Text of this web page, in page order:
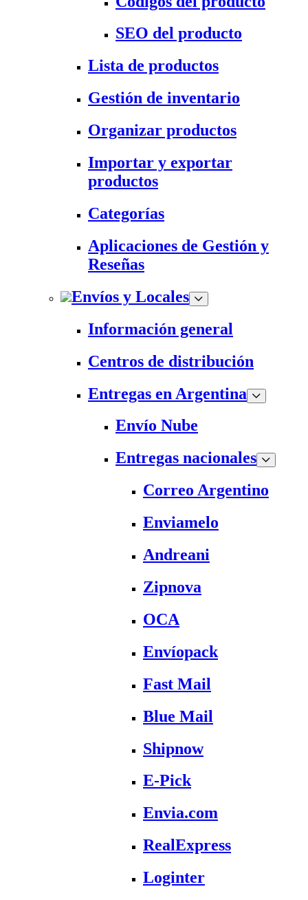
SEO del producto
Lista de productos
Gestión de inventario
Organizar productos
Importar y exportar
productos
Categorías
Aplicaciones de Gestión y
Reseñas
Envíos y Locales
Información general
Centros de distribución
Entregas en Argentina
Envío Nube
Entregas nacionales
Correo Argentino
Enviamelo
Andreani
Zipnova
OCA
Envíopack
Fast Mail
Blue Mail
Shipnow
E-Pick
Envia.com
RealExpress
Loginter